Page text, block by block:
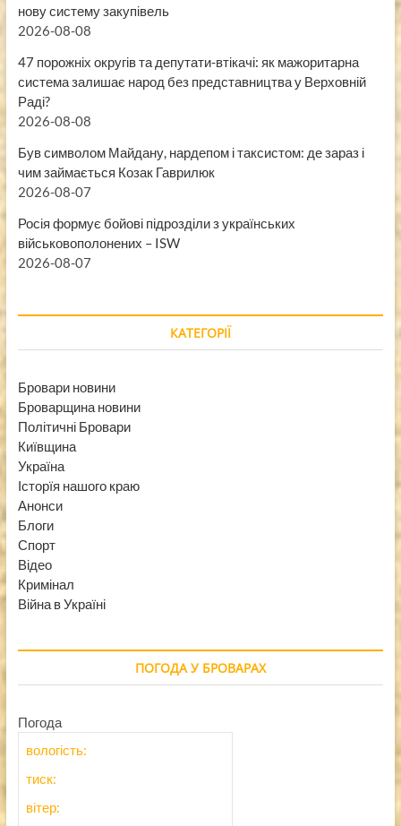
нову систему закупівель
2026-08-08
47 порожніх округів та депутати-втікачі: як мажоритарна
система залишає народ без представництва у Верховній
Раді?
2026-08-08
Був символом Майдану, нардепом і таксистом: де зараз і
чим займається Козак Гаврилюк
2026-08-07
Росія формує бойові підрозділи з українських
військовополонених – ISW
2026-08-07
КАТЕГОРІЇ
Бровари новини
Броварщина новини
Політичні Бровари
Київщина
Україна
Історїя нашого краю
Анонси
Блоги
Спорт
Відео
Кримінал
Війна в Україні
ПОГОДА У БРОВАРАХ
Погода
вологість:
тиск:
вітер: